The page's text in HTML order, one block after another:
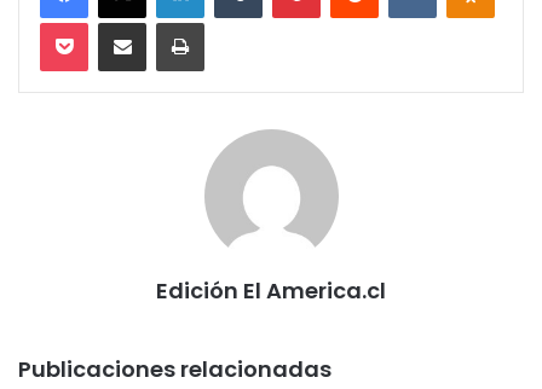
Pocket Compartir via email Imprimir
Edición El America.cl
Publicaciones relacionadas